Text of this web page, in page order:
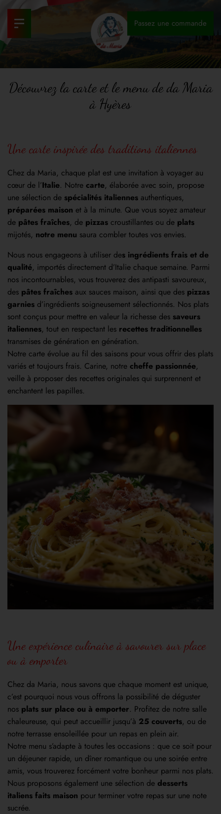
Passez une commande
Découvrez la carte et le menu de da Maria
à Hyères
Une carte inspirée des traditions italiennes
Chez da Maria, chaque plat est une invitation à voyager au
cœur de l’Italie. Notre carte, élaborée avec soin, propose
une sélection de spécialités italiennes authentiques,
préparées maison et à la minute. Que vous soyez amateur
de pâtes fraîches, de pizzas croustillantes ou de plats
mijotés, notre menu saura combler toutes vos envies.
Nous nous engageons à utiliser des ingrédients frais et de
qualité, importés directement d’Italie chaque semaine. Parmi
nos incontournables, vous trouverez des antipasti savoureux,
des pâtes fraîches aux sauces maison, ainsi que des pizzas
garnies d’ingrédients soigneusement sélectionnés. Nos plats
sont conçus pour mettre en valeur la richesse des saveurs
italiennes, tout en respectant les recettes traditionnelles
transmises de génération en génération.
Notre carte évolue au fil des saisons pour vous offrir des plats
variés et toujours frais. Carine, notre cheffe passionnée,
veille à proposer des recettes originales qui surprennent et
enchantent les papilles.
Une expérience culinaire à savourer sur place
ou à emporter
Chez da Maria, nous savons que chaque moment est unique,
c’est pourquoi nous vous offrons la possibilité de déguster
nos plats sur place ou à emporter. Profitez de notre salle
chaleureuse, qui peut accueillir jusqu’à 25 couverts, ou de
notre terrasse ensoleillée pour un repas en plein air.
Notre menu s’adapte à toutes les occasions : que ce soit pour
un déjeuner rapide, un dîner romantique ou une soirée entre
amis, vous trouverez forcément votre bonheur parmi nos plats.
Nous proposons également une sélection de desserts
italiens faits maison pour terminer votre repas sur une note
sucrée.